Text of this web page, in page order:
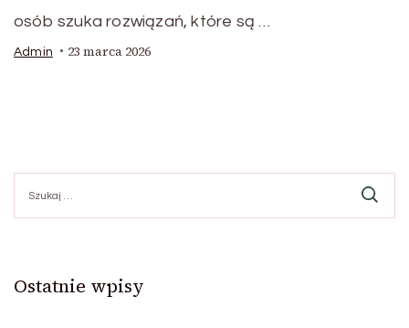
osób szuka rozwiązań, które są …
Admin 23 marca 2026
Ostatnie wpisy